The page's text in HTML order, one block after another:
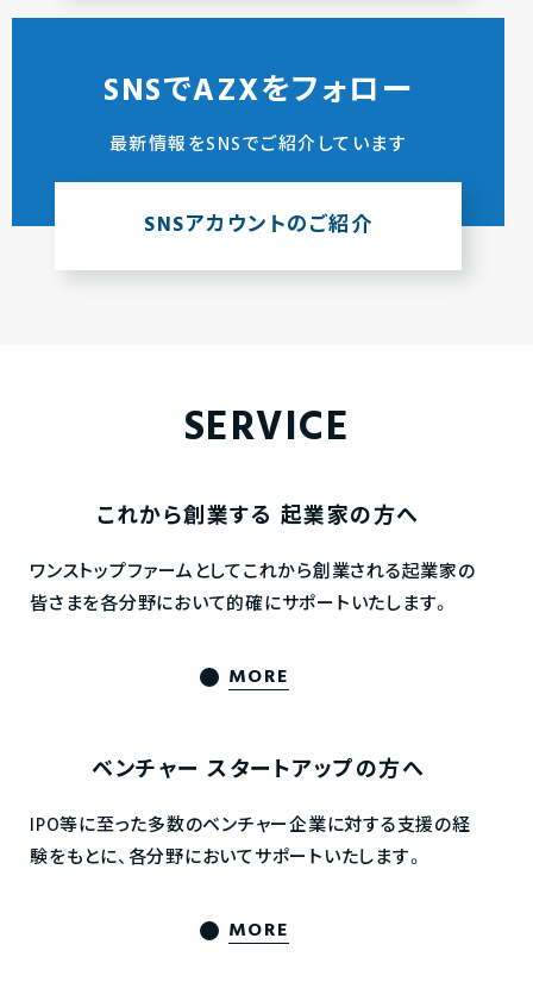
SNSでAZXをフォロー
最新情報をSNSでご紹介しています
SNSアカウントのご紹介
SERVICE
これから創業する 起業家の方へ
ワンストップファームとしてこれから創業される起業家の
皆さまを各分野において的確にサポートいたします。
MORE
ベンチャー スタートアップの方へ
IPO等に至った多数のベンチャー企業に対する支援の経
験をもとに、各分野においてサポートいたします。
MORE